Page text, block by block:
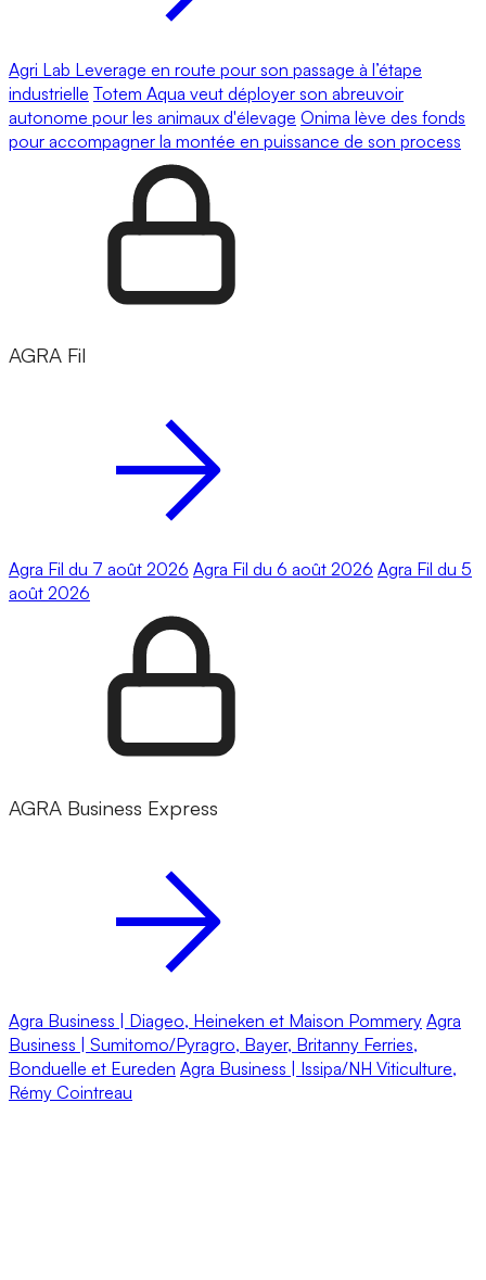
Agri Lab Leverage en route pour son passage à l’étape
industrielle Totem Aqua veut déployer son abreuvoir
autonome pour les animaux d'élevage Onima lève des fonds
pour accompagner la montée en puissance de son process
AGRA Fil
Agra Fil du 7 août 2026 Agra Fil du 6 août 2026 Agra Fil du 5
août 2026
AGRA Business Express
Agra Business | Diageo, Heineken et Maison Pommery Agra
Business | Sumitomo/Pyragro, Bayer, Britanny Ferries,
Bonduelle et Eureden Agra Business | Issipa/NH Viticulture,
Rémy Cointreau